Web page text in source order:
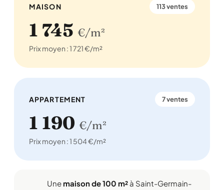
MAISON 113 ventes
1 745 €/m²
Prix moyen : 1 721 €/m²
APPARTEMENT 7 ventes
1 190 €/m²
Prix moyen : 1 504 €/m²
Une maison de 100 m² à Saint-Germain-